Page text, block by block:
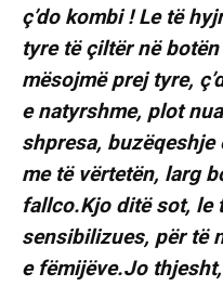
ç’do kombi ! Le të
tyre të çiltër në
mësojmë prej tyre,
e natyrshme, plot
shpresa,
me të vërtetën, larg
fallco.Kjo ditë sot, le
sensibilizues, për të
e fëmijëve.Jo